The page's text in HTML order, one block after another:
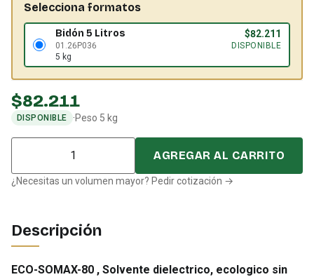
Selecciona formatos
Bidón 5 Litros
01.26P036
5 kg
$82.211
DISPONIBLE
$82.211
DISPONIBLE ·Peso 5 kg
Cantidad
AGREGAR AL CARRITO
¿Necesitas un volumen mayor? Pedir cotización →
Descripción
ECO-SOMAX-80 , Solvente dielectrico, ecologico sin